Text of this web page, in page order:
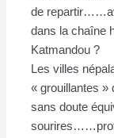
de
dans la chaîne
Katmandou ?
Les villes
« grouillantes
sans doute